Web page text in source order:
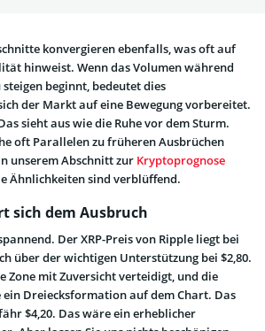
konvergieren ebenfalls, was oft auf
hinweist. Wenn das Volumen während
beginnt, bedeutet dies
der Markt auf eine Bewegung vorbereitet.
sieht aus wie die Ruhe vor dem Sturm.
oft Parallelen zu früheren Ausbrüchen
unserem Abschnitt zur Kryptoprognose
Ähnlichkeiten sind verblüffend.
sich dem Ausbruch
Der XRP-Preis von Ripple liegt bei
über der wichtigen Unterstützung bei $2,80.
Zone mit Zuversicht verteidigt, und die
Dreiecksformation auf dem Chart. Das
$4,20. Das wäre ein erheblicher